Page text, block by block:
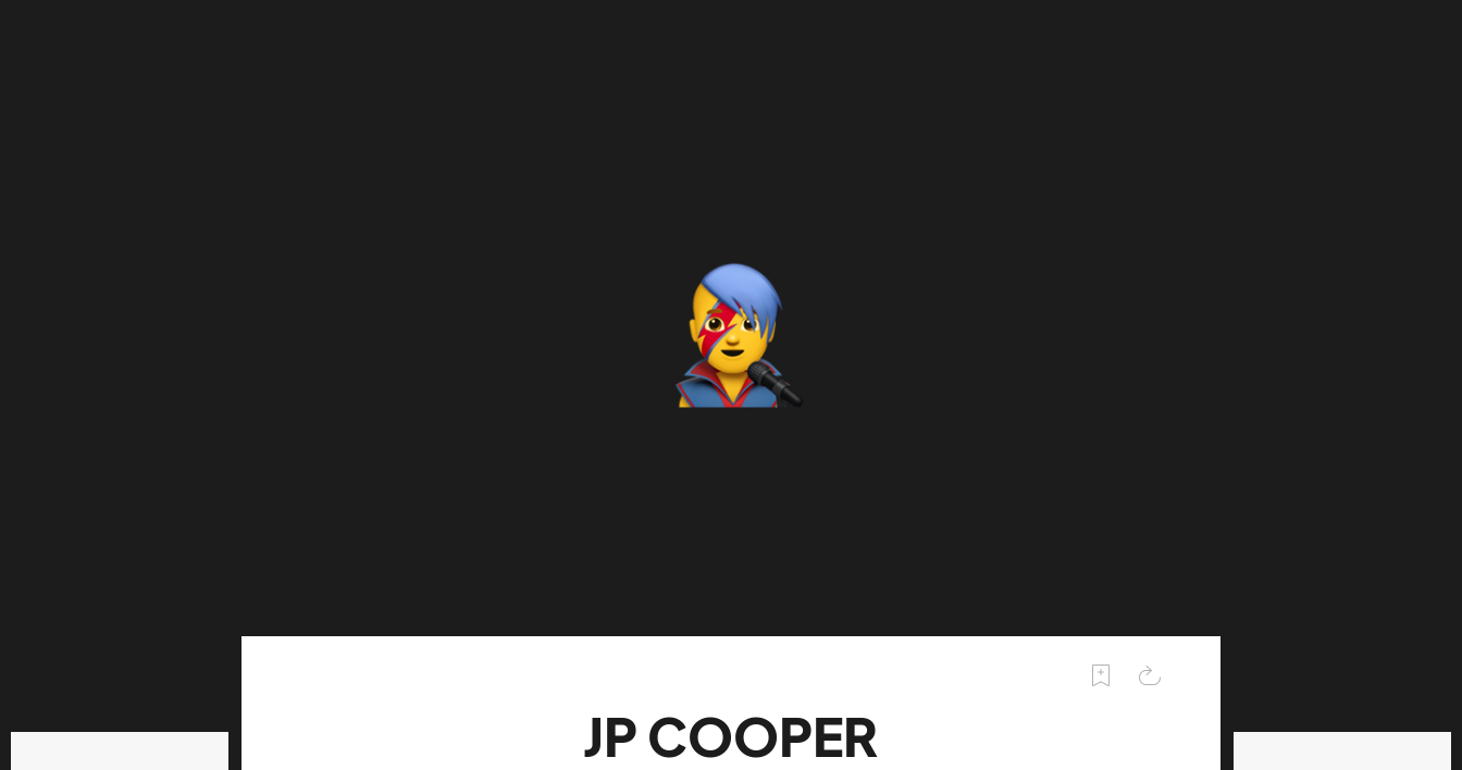
JP COOPER